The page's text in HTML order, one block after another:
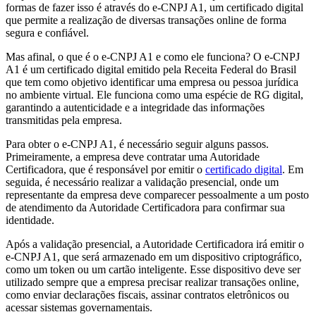
formas de fazer isso é através do e-CNPJ A1, um certificado digital
que permite a realização de diversas transações online de forma
segura e confiável.
Mas afinal, o que é o e-CNPJ A1 e como ele funciona? O e-CNPJ
A1 é um certificado digital emitido pela Receita Federal do Brasil
que tem como objetivo identificar uma empresa ou pessoa jurídica
no ambiente virtual. Ele funciona como uma espécie de RG digital,
garantindo a autenticidade e a integridade das informações
transmitidas pela empresa.
Para obter o e-CNPJ A1, é necessário seguir alguns passos.
Primeiramente, a empresa deve contratar uma Autoridade
Certificadora, que é responsável por emitir o certificado digital. Em
seguida, é necessário realizar a validação presencial, onde um
representante da empresa deve comparecer pessoalmente a um posto
de atendimento da Autoridade Certificadora para confirmar sua
identidade.
Após a validação presencial, a Autoridade Certificadora irá emitir o
e-CNPJ A1, que será armazenado em um dispositivo criptográfico,
como um token ou um cartão inteligente. Esse dispositivo deve ser
utilizado sempre que a empresa precisar realizar transações online,
como enviar declarações fiscais, assinar contratos eletrônicos ou
acessar sistemas governamentais.